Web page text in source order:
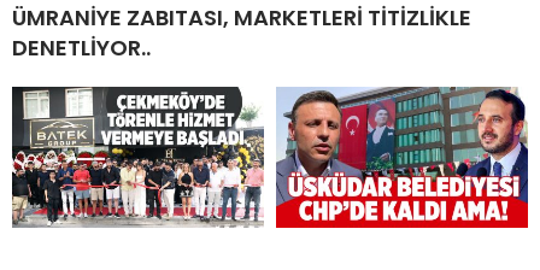
ÜMRANİYE ZABITASI, MARKETLERİ TİTİZLİKLE
DENETLİYOR..